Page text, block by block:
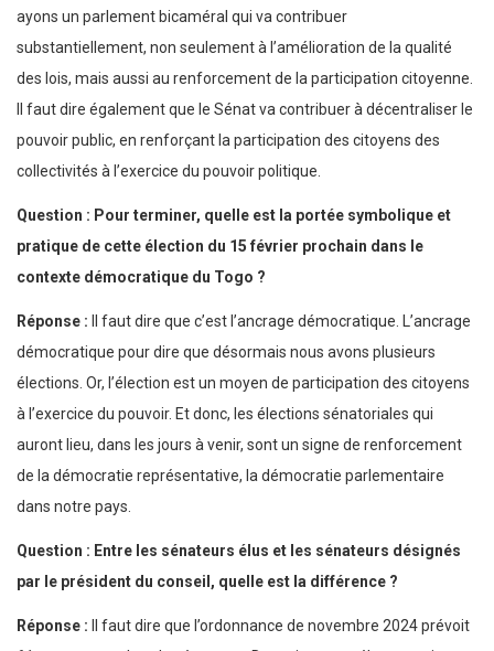
ayons un parlement bicaméral qui va contribuer
substantiellement, non seulement à l’amélioration de la qualité
des lois, mais aussi au renforcement de la participation citoyenne.
Il faut dire également que le Sénat va contribuer à décentraliser le
pouvoir public, en renforçant la participation des citoyens des
collectivités à l’exercice du pouvoir politique.
Question : Pour terminer, quelle est la portée symbolique et
pratique de cette élection du 15 février prochain dans le
contexte démocratique du Togo ?
Réponse :
Il faut dire que c’est l’ancrage démocratique. L’ancrage
démocratique pour dire que désormais nous avons plusieurs
élections. Or, l’élection est un moyen de participation des citoyens
à l’exercice du pouvoir. Et donc, les élections sénatoriales qui
auront lieu, dans les jours à venir, sont un signe de renforcement
de la démocratie représentative, la démocratie parlementaire
dans notre pays.
Question : Entre les sénateurs élus et les sénateurs désignés
par le président du conseil, quelle est la différence ?
Réponse :
Il faut dire que l’ordonnance de novembre 2024 prévoit